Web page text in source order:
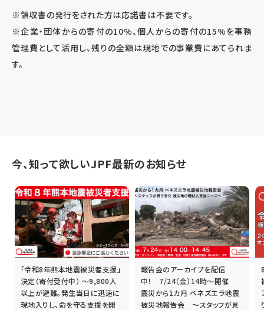
※領収書の発行をされた方は応諾書は不要です。
※企業・団体からの寄付の10%、個人からの寄付の15%を事務
管理費として活用し、残りの全額は現地での事業費にあてられま
す。
今、知って欲しいJPF最新のお知らせ
「令和8年熊本地震被災者支援」
決定（寄付受付中） ～9,800人
以上が避難。発生当日に迅速に
現地入りし、命を守る支援を開
報告会のアーカイブを配信
中！ 7/24（金）14時～開催
震災から1カ月 ベネズエラ地震
被災地報告会 ～スタッフが見